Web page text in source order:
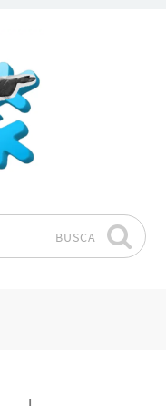
BUSCA